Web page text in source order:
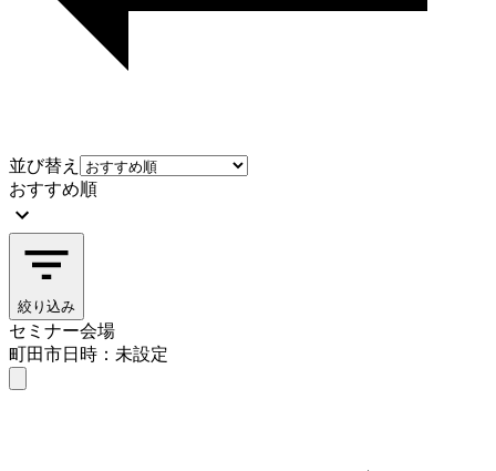
並び替え
おすすめ順
絞り込み
セミナー会場
町田市日時：未設定